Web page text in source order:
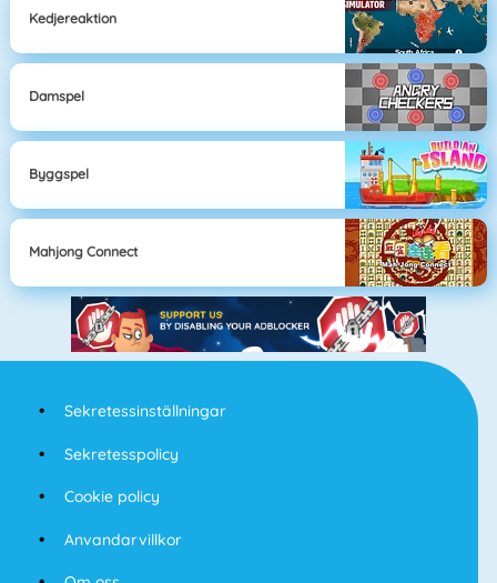
Kedjereaktion
Damspel
Byggspel
Mahjong Connect
Sekretessinställningar
Sekretesspolicy
Cookie policy
Anvandarvillkor